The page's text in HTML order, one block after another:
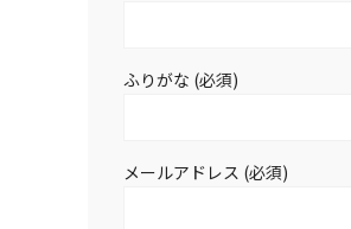
ふりがな (必須)
メールアドレス (必須)